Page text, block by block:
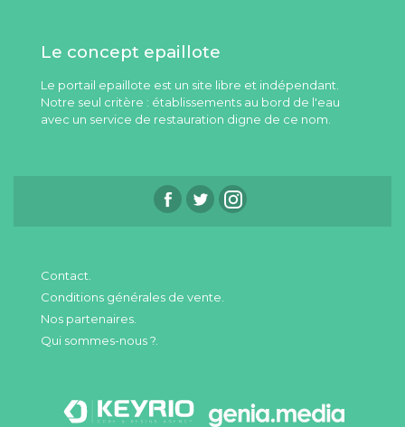
Le concept epaillote
Le portail epaillote est un site libre et indépendant.
Notre seul critère : établissements au bord de l'eau
avec un service de restauration digne de ce nom.
Contact.
Conditions générales de vente.
Nos partenaires.
Qui sommes-nous ?.